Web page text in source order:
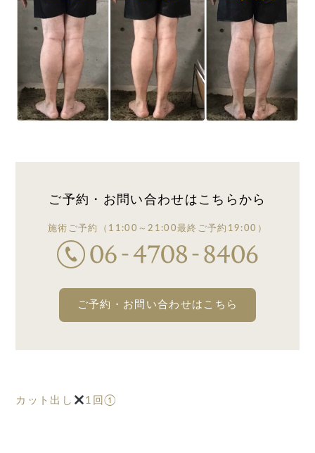
ご予約・お問い合わせはこちらから
施術ご予約 （11:00～21:00最終ご予約19:00）
ご予約・お問い合わせはこちら
カット出し 1回①